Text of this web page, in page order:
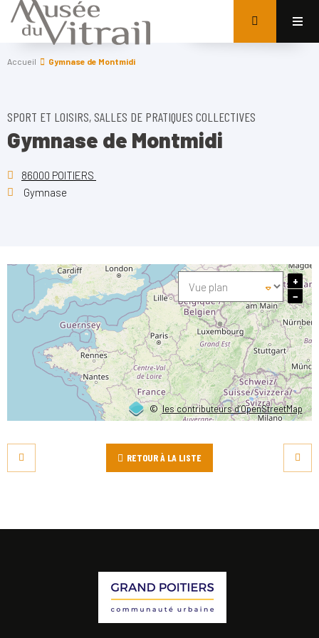
Accueil Gymnase de Montmidi
SPORT ET LOISIRS, SALLES DE PRATIQUES COLLECTIVES
Gymnase de Montmidi
86000 POITIERS
Gymnase
©les contributeurs d’OpenStreetMap
+
−
RETOUR À LA LISTE